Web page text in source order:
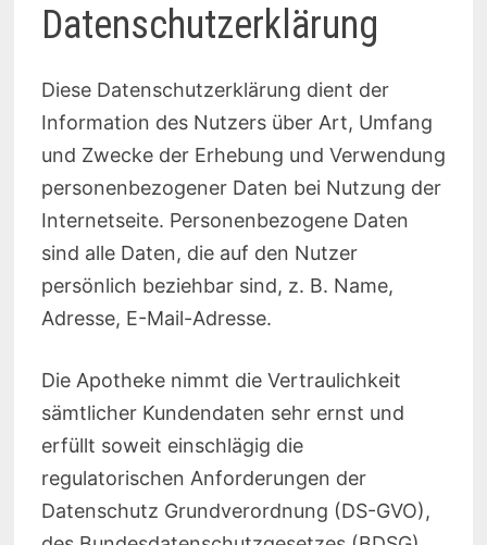
Datenschutzerklärung
Diese Datenschutzerklärung dient der
Information des Nutzers über Art, Umfang
und Zwecke der Erhebung und Verwendung
personenbezogener Daten bei Nutzung der
Internetseite. Personenbezogene Daten
sind alle Daten, die auf den Nutzer
persönlich beziehbar sind, z. B. Name,
Adresse, E-Mail-Adresse.
Die Apotheke nimmt die Vertraulichkeit
sämtlicher Kundendaten sehr ernst und
erfüllt soweit einschlägig die
regulatorischen Anforderungen der
Datenschutz Grundverordnung (DS-GVO),